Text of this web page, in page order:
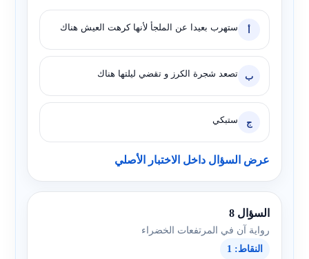
أ ستهرب بعيدا عن الملجأ لأنها كرهت العيش هناك
ب تصعد شجرة الكرز و تقضي ليلتها هناك
ج ستبكي
عرض السؤال داخل الاختبار الأصلي
السؤال 8
رواية آن في المرتفعات الخضراء
النقاط: 1